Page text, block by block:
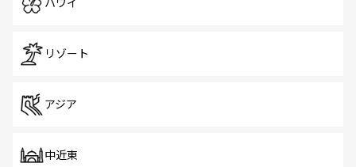
ハワイ
リゾート
アジア
中近東